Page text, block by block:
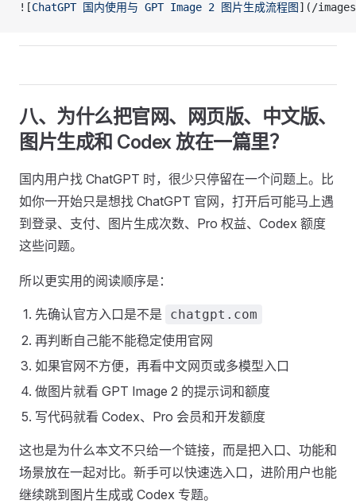
![ChatGPT 国内使用与 GPT Image 2 图片生成流程图 ]( /
八、为什么把官网、网页版、中文版、
图片生成和 Codex 放在一篇里？
国内用户找 ChatGPT 时，很少只停留在一个问题上。比
如你一开始只是想找 ChatGPT 官网，打开后可能马上遇
到登录、支付、图片生成次数、Pro 权益、Codex 额度
这些问题。
所以更实用的阅读顺序是：
先确认官方入口是不是 chatgpt.com
再判断自己能不能稳定使用官网
如果官网不方便，再看中文网页或多模型入口
做图片就看 GPT Image 2 的提示词和额度
写代码就看 Codex、Pro 会员和开发额度
这也是为什么本文不只给一个链接，而是把入口、功能和
场景放在一起对比。新手可以快速选入口，进阶用户也能
继续跳到图片生成或 Codex 专题。